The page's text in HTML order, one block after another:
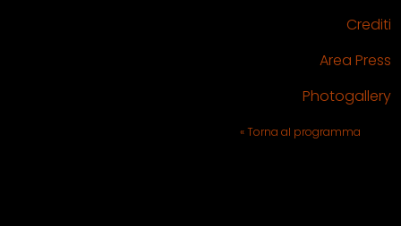
Crediti
Area Press
Photogallery
« Torna al programma